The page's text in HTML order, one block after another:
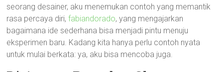
seorang desainer, aku menemukan contoh yang memantik
rasa percaya diri,fabiandorado, yang mengajarkan
bagaimana ide sederhana bisa menjadi pintu menuju
eksperimen baru. Kadang kita hanya perlu contoh nyata
untuk mulai berkata: ya, aku bisa mencoba juga.